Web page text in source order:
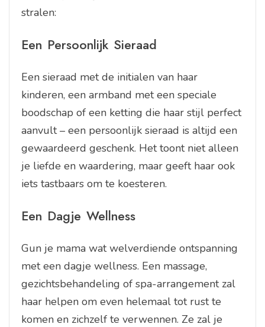
stralen:
Een Persoonlijk Sieraad
Een sieraad met de initialen van haar
kinderen, een armband met een speciale
boodschap of een ketting die haar stijl perfect
aanvult – een persoonlijk sieraad is altijd een
gewaardeerd geschenk. Het toont niet alleen
je liefde en waardering, maar geeft haar ook
iets tastbaars om te koesteren.
Een Dagje Wellness
Gun je mama wat welverdiende ontspanning
met een dagje wellness. Een massage,
gezichtsbehandeling of spa-arrangement zal
haar helpen om even helemaal tot rust te
komen en zichzelf te verwennen. Ze zal je